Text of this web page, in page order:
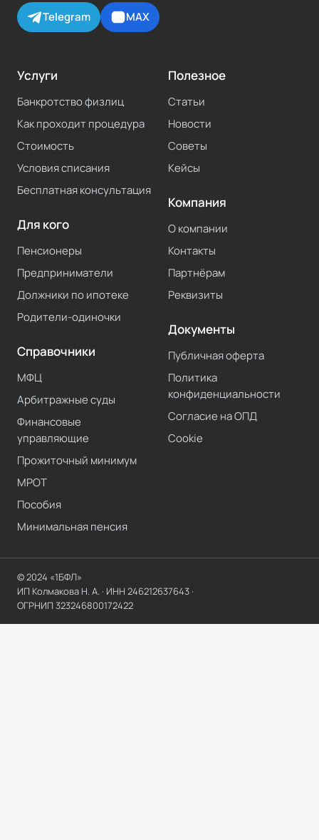
Telegram MAX
Услуги
Банкротство физлиц
Как проходит процедура
Стоимость
Условия списания
Бесплатная консультация
Для кого
Пенсионеры
Предприниматели
Должники по ипотеке
Родители-одиночки
Справочники
МФЦ
Арбитражные суды
Финансовые
управляющие
Прожиточный минимум
МРОТ
Пособия
Минимальная пенсия
Полезное
Статьи
Новости
Советы
Кейсы
Компания
О компании
Контакты
Партнёрам
Реквизиты
Документы
Публичная оферта
Политика
конфиденциальности
Согласие на ОПД
Cookie
© 2024 «1БФЛ»
ИП Колмакова Н. А. · ИНН 246212637643 ·
ОГРНИП 323246800172422